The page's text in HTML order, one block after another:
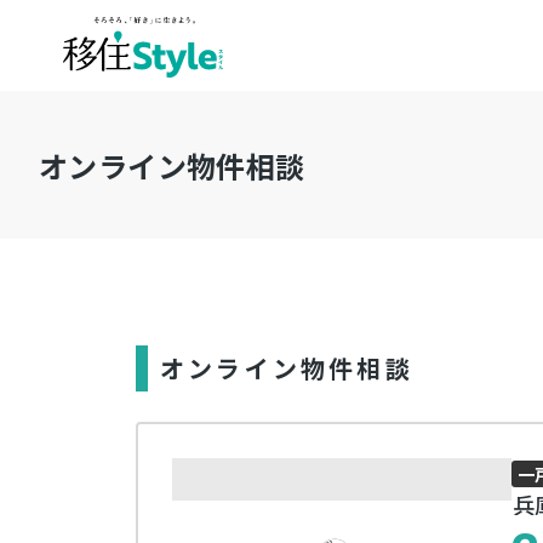
オンライン物件相談
オンライン物件相談
一
兵